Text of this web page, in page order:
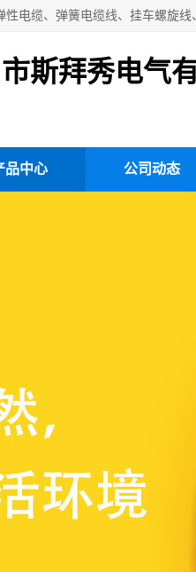
斯拜秀电气
品中心 公司动态